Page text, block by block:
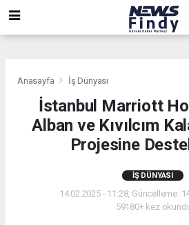
Anasayfa İş Dünyası
İstanbul Marriott
Alban ve Kıvılcım
Projesine
İŞ DÜNYASI
14.02.2025 - 11:28, Güncelleme:
59180+ kez